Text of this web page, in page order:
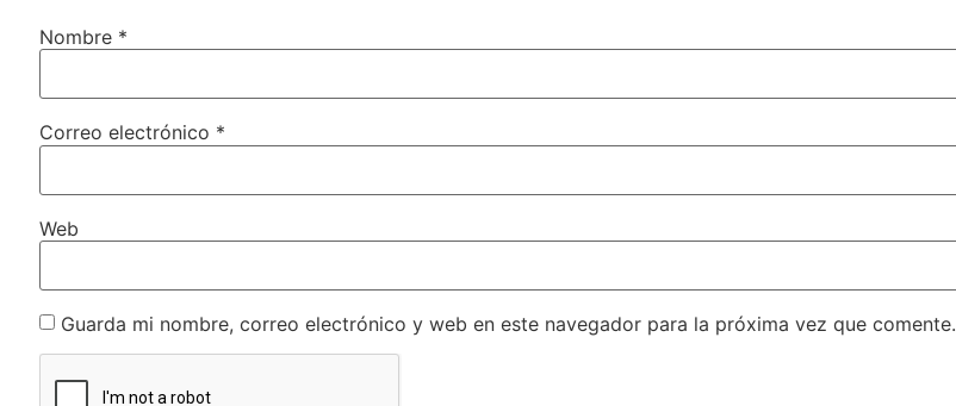
Nombre *
Correo electrónico *
Web
Guarda mi nombre, correo electrónico y web en este navegador para la próxima vez que comente.